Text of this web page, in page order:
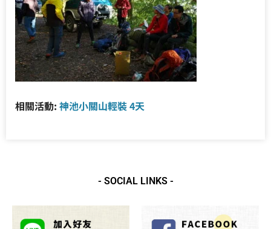
相關活動: 神池小關山輕裝 4天
- SOCIAL LINKS -